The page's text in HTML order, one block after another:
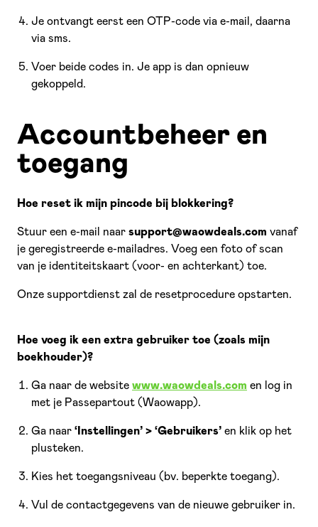
Je ontvangt eerst een OTP-code via e-mail, daarna
via sms.
Voer beide codes in. Je app is dan opnieuw
gekoppeld.
Accountbeheer en
toegang
Hoe reset ik mijn pincode bij blokkering?
Stuur een e-mail naar support@waowdeals.com vanaf
je geregistreerde e-mailadres. Voeg een foto of scan
van je identiteitskaart (voor- en achterkant) toe.
Onze supportdienst zal de resetprocedure opstarten.
Hoe voeg ik een extra gebruiker toe (zoals mijn
boekhouder)?
Ga naar de website www.waowdeals.com en log in
met je Passepartout (Waowapp).
Ga naar ‘Instellingen’ > ‘Gebruikers’ en klik op het
plusteken.
Kies het toegangsniveau (bv. beperkte toegang).
Vul de contactgegevens van de nieuwe gebruiker in.